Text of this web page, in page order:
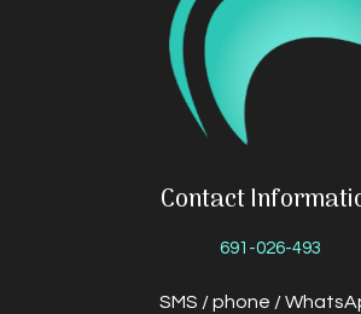
Contact
691-026-493
SMS / phone /